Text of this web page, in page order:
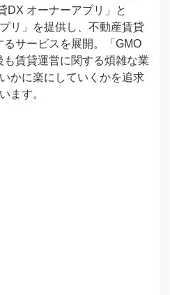
DX オーナーアプリ」と
リ」を提供し、不動産賃貸
サービスを展開。「GMO
賃貸運営に関する煩雑な業
かに楽にしていくかを追求
ます。